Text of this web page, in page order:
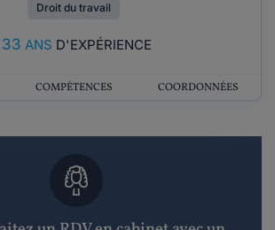
Droit du travail
33 ANS D'EXPÉRIENCE
COMPÉTENCES COORDONNÉES